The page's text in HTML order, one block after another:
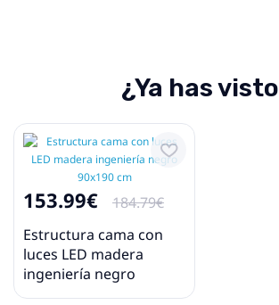
¿Ya has visto
153.99€
184.79€
Estructura cama con
luces LED madera
ingeniería negro
90x190 cm